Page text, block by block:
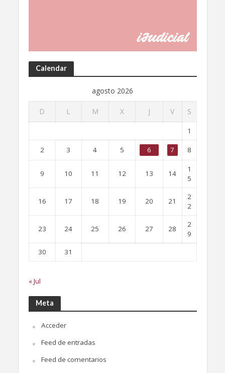
Calendar
agosto 2026
D L M X J V S
1
2 3 4 5 6 7 8
9 10 11 12 13 14
1
5
16 17 18 19 20 21
2
2
23 24 25 26 27 28
2
9
30
31
« Jul
Meta
Acceder
Feed de entradas
Feed de comentarios